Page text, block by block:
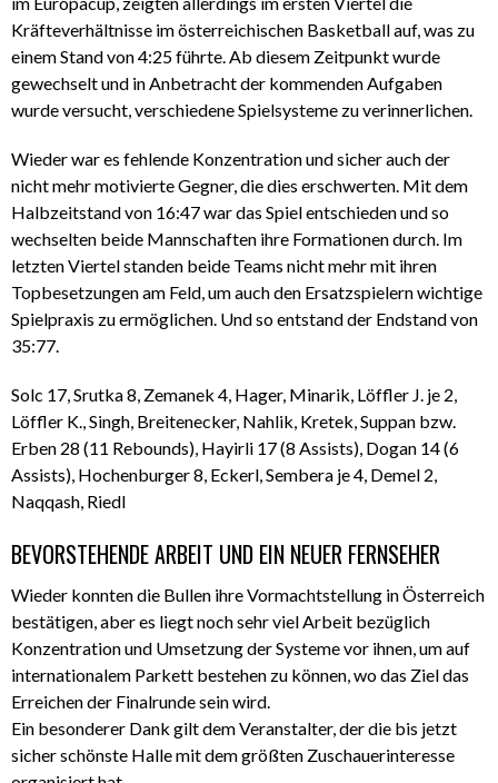
Kräfteverhältnisse im österreichischen Basketball auf, was zu
einem Stand von 4:25 führte. Ab diesem Zeitpunkt wurde
gewechselt und in Anbetracht der kommenden Aufgaben
wurde versucht, verschiedene Spielsysteme zu verinnerlichen.
Wieder war es fehlende Konzentration und sicher auch der
nicht mehr motivierte Gegner, die dies erschwerten. Mit dem
Halbzeitstand von 16:47 war das Spiel entschieden und so
wechselten beide Mannschaften ihre Formationen durch. Im
letzten Viertel standen beide Teams nicht mehr mit ihren
Topbesetzungen am Feld, um auch den Ersatzspielern wichtige
Spielpraxis zu ermöglichen. Und so entstand der Endstand von
35:77.
Solc 17, Srutka 8, Zemanek 4, Hager, Minarik, Löffler J. je 2,
Löffler K., Singh, Breitenecker, Nahlik, Kretek, Suppan bzw.
Erben 28 (11 Rebounds), Hayirli 17 (8 Assists), Dogan 14 (6
Assists), Hochenburger 8, Eckerl, Sembera je 4, Demel 2,
Naqqash, Riedl
BEVORSTEHENDE ARBEIT UND EIN NEUER FERNSEHER
Wieder konnten die Bullen ihre Vormachtstellung in Österreich
bestätigen, aber es liegt noch sehr viel Arbeit bezüglich
Konzentration und Umsetzung der Systeme vor ihnen, um auf
internationalem Parkett bestehen zu können, wo das Ziel das
Erreichen der Finalrunde sein wird.
Ein besonderer Dank gilt dem Veranstalter, der die bis jetzt
sicher schönste Halle mit dem größten Zuschauerinteresse